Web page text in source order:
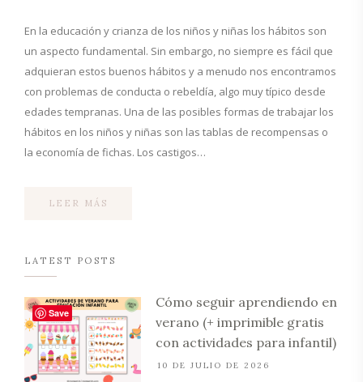
En la educación y crianza de los niños y niñas los hábitos son
un aspecto fundamental. Sin embargo, no siempre es fácil que
adquieran estos buenos hábitos y a menudo nos encontramos
con problemas de conducta o rebeldía, algo muy típico desde
edades tempranas. Una de las posibles formas de trabajar los
hábitos en los niños y niñas son las tablas de recompensas o
la economía de fichas. Los castigos…
LEER MÁS
LATEST POSTS
Cómo seguir aprendiendo en
verano (+ imprimible gratis
con actividades para infantil)
10 DE JULIO DE 2026
Save